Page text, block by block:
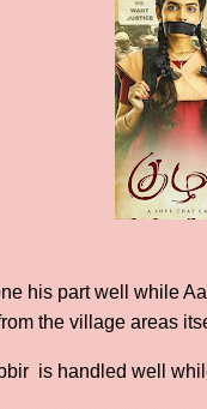
his part well while
the village areas
is handled well